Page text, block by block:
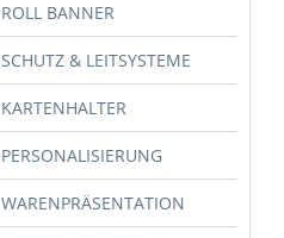
ROLL BANNER
SCHUTZ & LEITSYSTEME
KARTENHALTER
PERSONALISIERUNG
WARENPRÄSENTATION